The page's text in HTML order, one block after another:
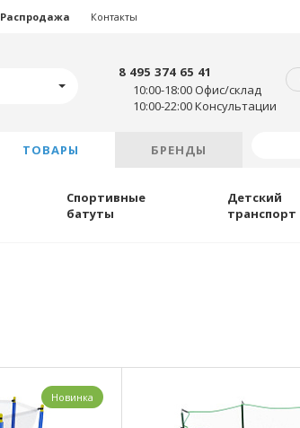
Распродажа Контакты
8 495 374 65 41
10:00-18:00 Офис/склад
10:00-22:00 Консультации
ТОВАРЫ БРЕНДЫ
Спортивные
батуты
Детский
транспорт
Новинка